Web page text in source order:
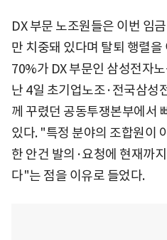
DX 부문 노조원들은 이번 임
만 치중돼 있다며 탈퇴 행렬
70%가 DX 부문인 삼성전자
난 4일 초기업노조·전국삼성
께 꾸렸던 공동투쟁본부에서
있다. "특정 분야의 조합원이
한 안건 발의·요청에 현재까
다"는 점을 이유로 들었다.